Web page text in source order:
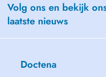
Volg ons en bekijk
laatste nieuws
Doctena